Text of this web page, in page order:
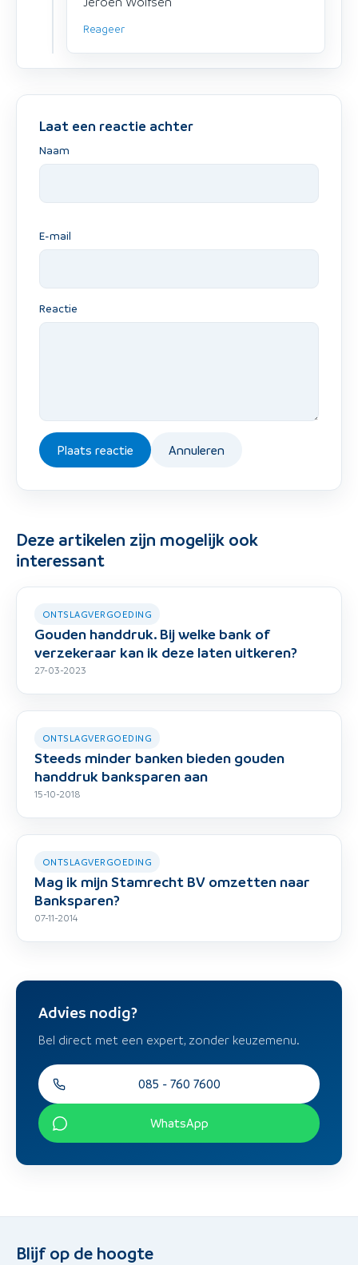
Reageer
Laat een reactie achter
Naam
E-mail
Reactie
Plaats reactie Annuleren
Deze artikelen zijn mogelijk ook
interessant
ONTSLAGVERGOEDING
Gouden handdruk. Bij welke bank of
verzekeraar kan ik deze laten uitkeren?
27-03-2023
ONTSLAGVERGOEDING
Steeds minder banken bieden gouden
handdruk banksparen aan
15-10-2018
ONTSLAGVERGOEDING
Mag ik mijn Stamrecht BV omzetten naar
Banksparen?
07-11-2014
Advies nodig?
Bel direct met een expert, zonder keuzemenu.
085 - 760 7600
WhatsApp
Blijf op de hoogte